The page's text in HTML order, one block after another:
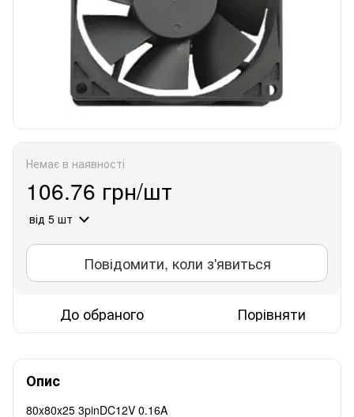
Немає в наявності
106.76 грн/шт
від 5 шт
Повідомити, коли з'явиться
До обраного Порівняти
Опис
80x80x25 3pinDC12V 0.16A